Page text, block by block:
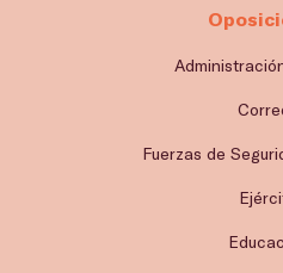
Fuerzas de